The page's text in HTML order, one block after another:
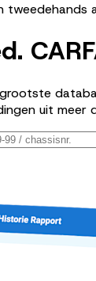
tweedehands
uit meer